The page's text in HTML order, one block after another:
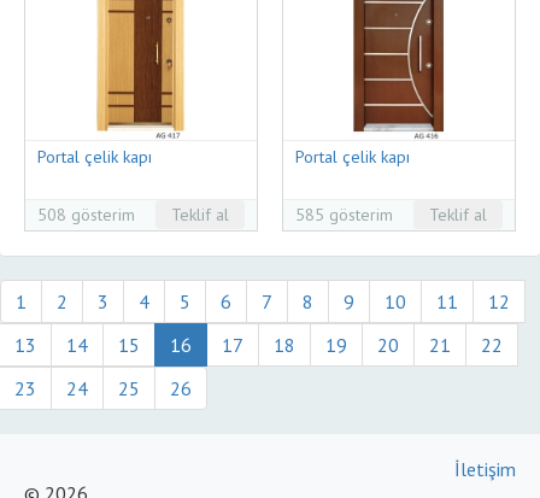
Portal çelik kapı
508 gösterim Teklif al
Portal çelik kapı
585 gösterim Teklif al
1 2 3 4 5 6 7 8 9 10 11
12
13
14 15 16 17 18 19 20 21
22
23
24 25 26
İletişim